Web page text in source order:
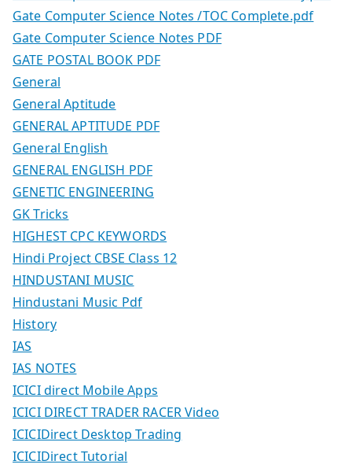
Gate Computer Science Notes /TOC Complete.pdf
Gate Computer Science Notes PDF
GATE POSTAL BOOK PDF
General
General Aptitude
GENERAL APTITUDE PDF
General English
GENERAL ENGLISH PDF
GENETIC ENGINEERING
GK Tricks
HIGHEST CPC KEYWORDS
Hindi Project CBSE Class 12
HINDUSTANI MUSIC
Hindustani Music Pdf
History
IAS
IAS NOTES
ICICI direct Mobile Apps
ICICI DIRECT TRADER RACER Video
ICICIDirect Desktop Trading
ICICIDirect Tutorial